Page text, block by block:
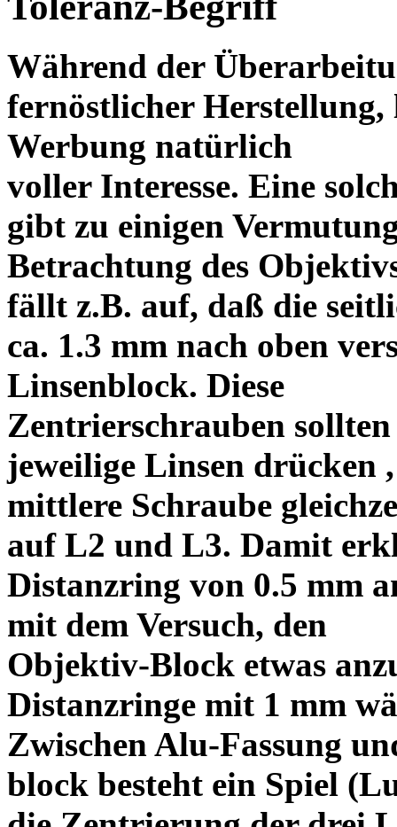
Während der
fernöstlicher Herstellung,
Werbung natürlich
voller Interesse. Eine
gibt zu einigen
Betrachtung des
fällt z.B. auf, daß die
ca. 1.3 mm nach oben
Linsenblock. Diese
Zentrierschrauben
jeweilige Linsen drücken
mittlere Schraube
auf L2 und L3. Damit
Distanzring von 0.5 mm
mit dem Versuch, den
Objektiv-Block etwas
Distanzringe mit 1 mm
Zwischen Alu-Fassung
block besteht ein Spiel